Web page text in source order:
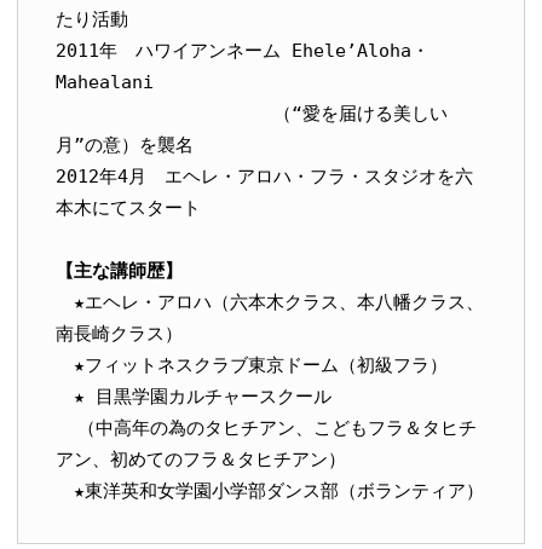
たり活動
2011年　ハワイアンネーム Ehele’Aloha・
Mahealani
（“愛を届ける美しい
月”の意）を襲名
2012年4月　エヘレ・アロハ・フラ・スタジオを六
本木にてスタート
【主な講師歴】
★エヘレ・アロハ（六本木クラス、本八幡クラス、
南長崎クラス）
★フィットネスクラブ東京ドーム（初級フラ）
★ 目黒学園カルチャースクール
アン、初めてのフラ＆タヒチアン）